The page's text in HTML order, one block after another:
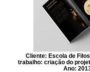
Cliente: Escola de
trabalho: criação do
Ano: